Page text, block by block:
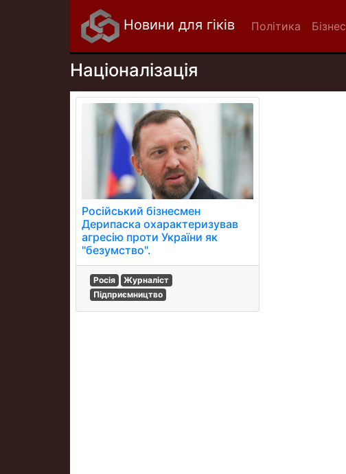
Новини для гіків Політика Бізнес
Націоналізація
Російський бізнесмен
Дерипаска охарактеризував
агресію проти України як
"безумство".
Росія
Журналіст
Підприємництво